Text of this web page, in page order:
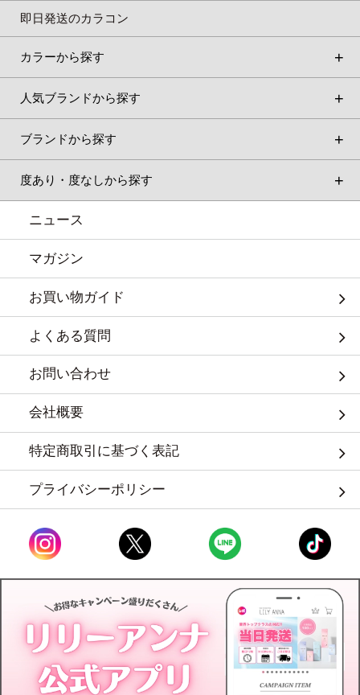
即日発送のカラコン
カラーから探す
人気ブランドから探す
ブランドから探す
度あり・度なしから探す
ニュース
マガジン
お買い物ガイド
よくある質問
お問い合わせ
会社概要
特定商取引に基づく表記
プライバシーポリシー